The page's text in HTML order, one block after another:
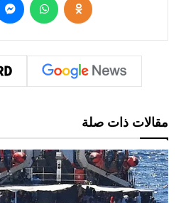
مقالات ذات صلة